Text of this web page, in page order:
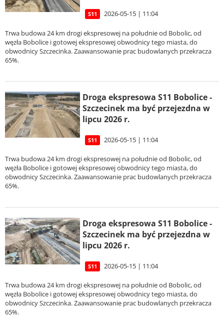
S11 2026-05-15 | 11:04
Trwa budowa 24 km drogi ekspresowej na południe od Bobolic, od
węzła Bobolice i gotowej ekspresowej obwodnicy tego miasta, do
obwodnicy Szczecinka. Zaawansowanie prac budowlanych przekracza
65%.
Droga ekspresowa S11 Bobolice -
Szczecinek ma być przejezdna w
lipcu 2026 r.
S11 2026-05-15 | 11:04
Trwa budowa 24 km drogi ekspresowej na południe od Bobolic, od
węzła Bobolice i gotowej ekspresowej obwodnicy tego miasta, do
obwodnicy Szczecinka. Zaawansowanie prac budowlanych przekracza
65%.
Droga ekspresowa S11 Bobolice -
Szczecinek ma być przejezdna w
lipcu 2026 r.
S11 2026-05-15 | 11:04
Trwa budowa 24 km drogi ekspresowej na południe od Bobolic, od
węzła Bobolice i gotowej ekspresowej obwodnicy tego miasta, do
obwodnicy Szczecinka. Zaawansowanie prac budowlanych przekracza
65%.